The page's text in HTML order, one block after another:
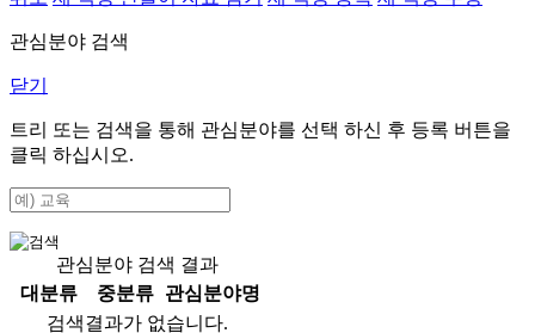
관심분야 검색
닫기
트리 또는 검색을 통해 관심분야를 선택 하신 후 등록 버튼을
클릭 하십시오.
관심분야 검색 결과
대분류
중분류
관심분야명
검색결과가 없습니다.